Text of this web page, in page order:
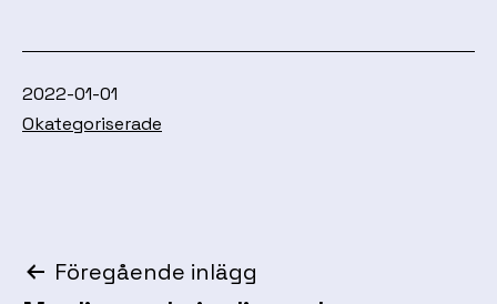
Publicerat
den
2022-01-01
Kategoriserat
Okategoriserade
Inläggsnavigering
Föregående inlägg